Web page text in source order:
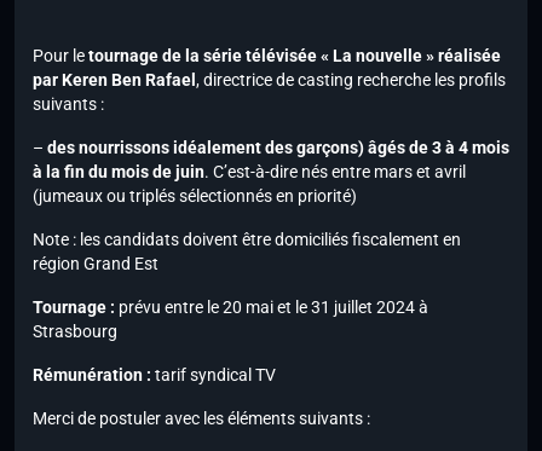
Pour letournage de la série télévisée « La nouvelle » réalisée
par Keren Ben Rafael , directrice de casting recherche les profils
suivants :
– des nourrissons idéalement des garçons) âgés de 3 à 4 mois
à la fin du mois de juin. C’est-à-dire nés entre mars et avril
(jumeaux ou triplés sélectionnés en priorité)
Note : les candidats doivent être domiciliés fiscalement en
région Grand Est
Tournage : prévu entre le 20 mai et le 31 juillet 2024 à
Strasbourg
Rémunération : tarif syndical TV
Merci de postuler avec les éléments suivants :